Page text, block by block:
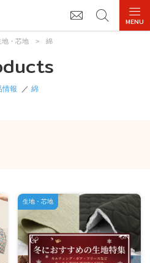
地・芯地 > 綿
情報 綿
生地・芯地